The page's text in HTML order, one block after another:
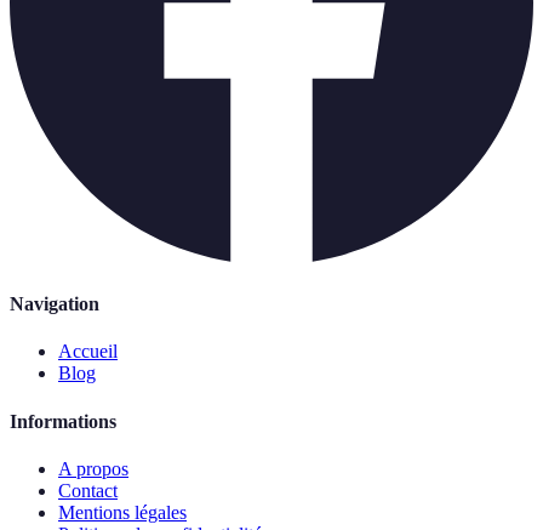
Navigation
Accueil
Blog
Informations
A propos
Contact
Mentions légales